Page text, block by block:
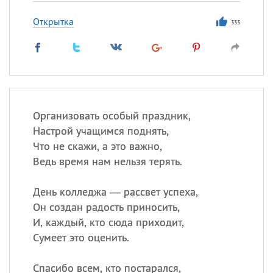
Открытка 333
Организовать особый праздник,
Настрой учащимся поднять,
Что не скажи, а это важно,
Ведь время нам нельзя терять.
День колледжа — рассвет успеха,
Он создан радость приносить,
И, каждый, кто сюда приходит,
Сумеет это оценить.
Спасибо всем, кто постарался,
Посмотреть значениеи
происхождение